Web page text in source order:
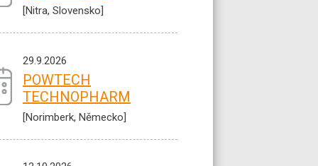
[Nitra, Slovensko]
29.9.2026
POWTECH
TECHNOPHARM
[Norimberk, Německo]